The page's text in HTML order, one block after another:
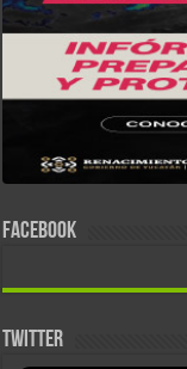
FACEBOOK
TWITTER